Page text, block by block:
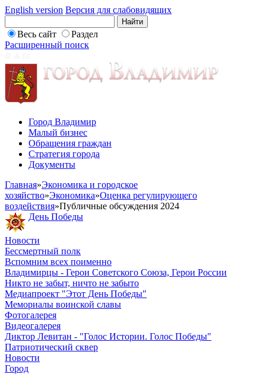
English version Версия для слабовидящих
Весь сайт
Раздел
Расширенный поиск
Город Владимир
Малый бизнес
Обращения граждан
Стратегия города
Документы
Главная»Экономика и городское
хозяйство»Экономика»Оценка регулирующего
воздействия»Публичные обсуждения 2024
День Победы
Новости
Бессмертный полк
Вспомним всех поименно
Владимирцы - Герои Советского Союза, Герои России
Никто не забыт, ничто не забыто
Медиапроект "Этот День Победы"
Мемориалы воинской славы
Фотогалерея
Видеогалерея
Диктор Левитан - "Голос Истории. Голос Победы"
Патриотический сквер
Новости
Город